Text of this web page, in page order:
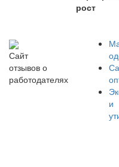
рост
Сайт
отзывов о
работодателях
и